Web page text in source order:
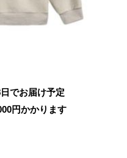
でお届け予定
円かかります